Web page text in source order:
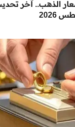
الذهب.. آخر